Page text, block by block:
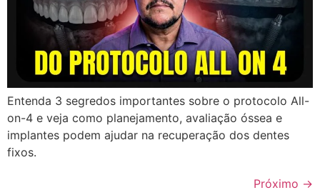
Entenda 3 segredos importantes sobre o protocolo All-
on-4 e veja como planejamento, avaliação óssea e
implantes podem ajudar na recuperação dos dentes
fixos.
Próximo →